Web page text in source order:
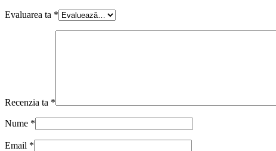
Evaluarea ta *
Recenzia ta *
Nume *
Email *